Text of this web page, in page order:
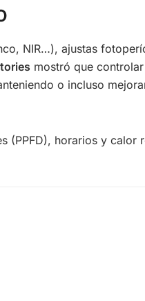
NIR…), ajustas
mostró que
o incluso
(PPFD), horarios y calor